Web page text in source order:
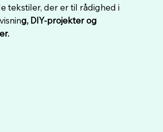
tekstiler, der er til rådighed i
g, DIY-projekter og